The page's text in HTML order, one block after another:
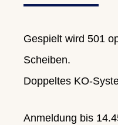
Gespielt wird 501
Scheiben.
Doppeltes KO-
Anmeldung bis